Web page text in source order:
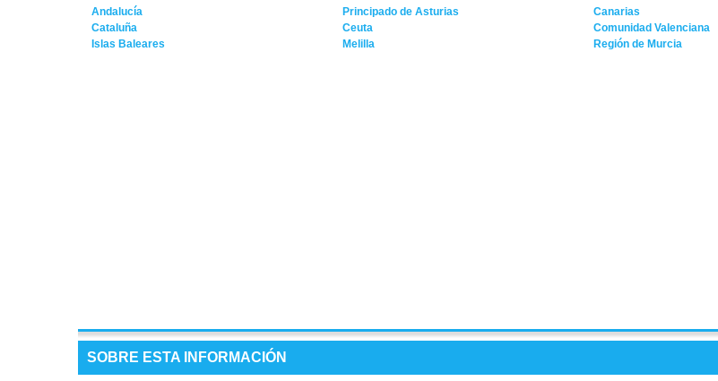
Andalucía Principado de Asturias Canarias
Cataluña
Ceuta Comunidad Valenciana
Islas Baleares
Melilla Región de Murcia
SOBRE ESTA INFORMACIÓN